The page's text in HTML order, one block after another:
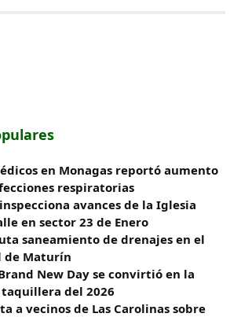
en Monagas reportó aumento
respiratorias
avances de la Iglesia
en sector 23 de Enero
saneamiento de drenajes en el
de Maturín
New Day se convirtió en la
del 2026
a vecinos de Las Carolinas sobre